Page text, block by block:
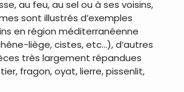
au feu, au sel ou à ses voisins,
sont illustrés d’exemples
en région méditerranéenne
liège, cistes, etc…), d’autres
très largement répandues
fragon, oyat, lierre, pissenlit,